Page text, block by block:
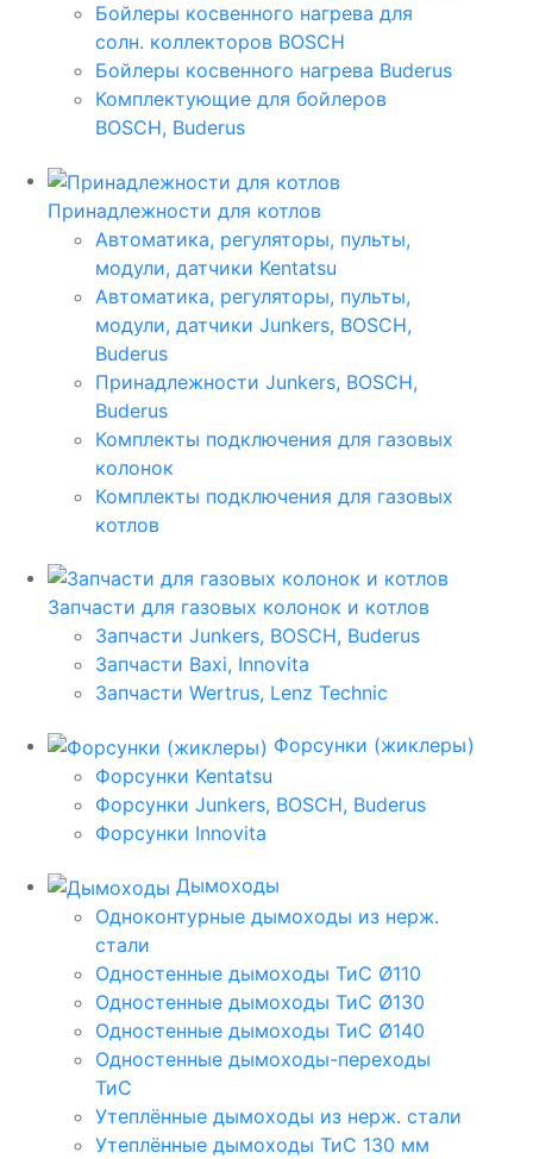
Бойлеры косвенного нагрева для
солн. коллекторов BOSCH
Бойлеры косвенного нагрева Buderus
Комплектующие для бойлеров
BOSCH, Buderus
Принадлежности для котлов
Автоматика, регуляторы, пульты,
модули, датчики Kentatsu
Автоматика, регуляторы, пульты,
модули, датчики Junkers, BOSCH,
Buderus
Принадлежности Junkers, BOSCH,
Buderus
Комплекты подключения для газовых
колонок
Комплекты подключения для газовых
котлов
Запчасти для газовых колонок и котлов
Запчасти Junkers, BOSCH, Buderus
Запчасти Baxi, Innovita
Запчасти Wertrus, Lenz Technic
Форсунки (жиклеры)
Форсунки Kentatsu
Форсунки Junkers, BOSCH, Buderus
Форсунки Innovita
Дымоходы
Одноконтурные дымоходы из нерж.
стали
Одностенные дымоходы ТиС Ø110
Одностенные дымоходы ТиС Ø130
Одностенные дымоходы ТиС Ø140
Одностенные дымоходы-переходы
ТиС
Утеплённые дымоходы из нерж. стали
Утеплённые дымоходы ТиС 130 мм